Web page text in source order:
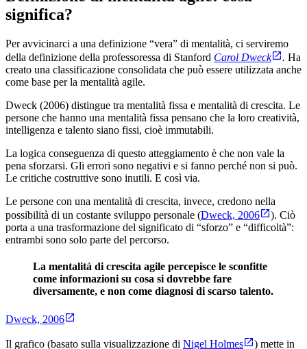
significa?
Per avvicinarci a una definizione “vera” di mentalità, ci serviremo
della definizione della professoressa di Stanford Carol Dweck . Ha
creato una classificazione consolidata che può essere utilizzata anche
come base per la mentalità agile.
Dweck (2006) distingue tra mentalità fissa e mentalità di crescita. Le
persone che hanno una mentalità fissa pensano che la loro creatività,
intelligenza e talento siano fissi, cioè immutabili.
La logica conseguenza di questo atteggiamento è che non vale la
pena sforzarsi. Gli errori sono negativi e si fanno perché non si può.
Le critiche costruttive sono inutili. E così via.
Le persone con una mentalità di crescita, invece, credono nella
possibilità di un costante sviluppo personale (Dweck, 2006
). Ciò
porta a una trasformazione del significato di “sforzo” e “difficoltà”:
entrambi sono solo parte del percorso.
La mentalità di crescita agile percepisce le sconfitte
come informazioni su cosa si dovrebbe fare
diversamente, e non come diagnosi di scarso talento.
Dweck, 2006
Il grafico (basato sulla visualizzazione di Nigel Holmes ) mette in